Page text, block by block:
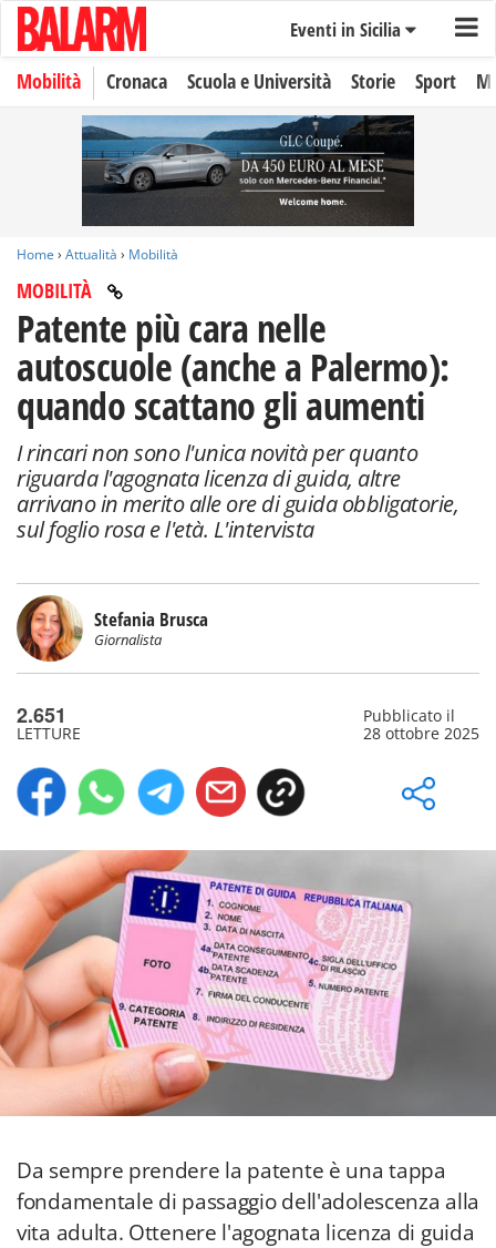
Eventi in Sicilia
Mobilità Cronaca Scuola e Università Storie Sport
Home › Attualità › Mobilità
MOBILITÀ
Patente più cara nelle
autoscuole (anche a Palermo):
quando scattano gli aumenti
I rincari non sono l'unica novità per quanto
riguarda l'agognata licenza di guida, altre
arrivano in merito alle ore di guida obbligatorie,
sul foglio rosa e l'età. L'intervista
Stefania Brusca
Giornalista
2.651
LETTURE
Pubblicato il
28 ottobre 2025
Da sempre prendere la patente è una tappa
fondamentale di passaggio dell'adolescenza alla
vita adulta. Ottenere l'agognata licenza di guida